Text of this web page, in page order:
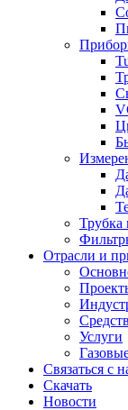
Трубка
Отрасли и
Услуги
Связаться с
Скачать
Новости